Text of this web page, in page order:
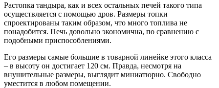
Растопка тандыра, как и всех остальных печей такого типа
осуществляется с помощью дров. Размеры топки
спроектированы таким образом, что много топлива не
понадобится. Печь довольно экономична, по сравнению с
подобными приспособлениями.
Его размеры самые большие в товарной линейке этого класса
– в высоту он достигает 120 см. Правда, несмотря на
внушительные размеры, выглядит миниатюрно. Свободно
уместится в любом помещении.